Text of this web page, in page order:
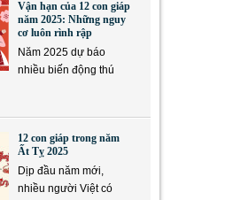
Vận hạn của 12 con giáp
năm 2025: Những nguy
cơ luôn rình rập
Năm 2025 dự báo
nhiều biến động thú
12 con giáp trong năm
Ất Tỵ 2025
Dịp đầu năm mới,
nhiều người Việt có